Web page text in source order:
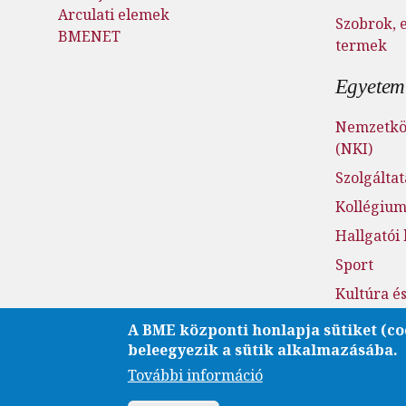
Arculati elemek
BMENET
Szobrok,
termek
(NKI)
Hallgatói
Sport
Kultúra
A BME központi honlapja sütiket
beleegyezik a sütik alkalmazásába.
További információ